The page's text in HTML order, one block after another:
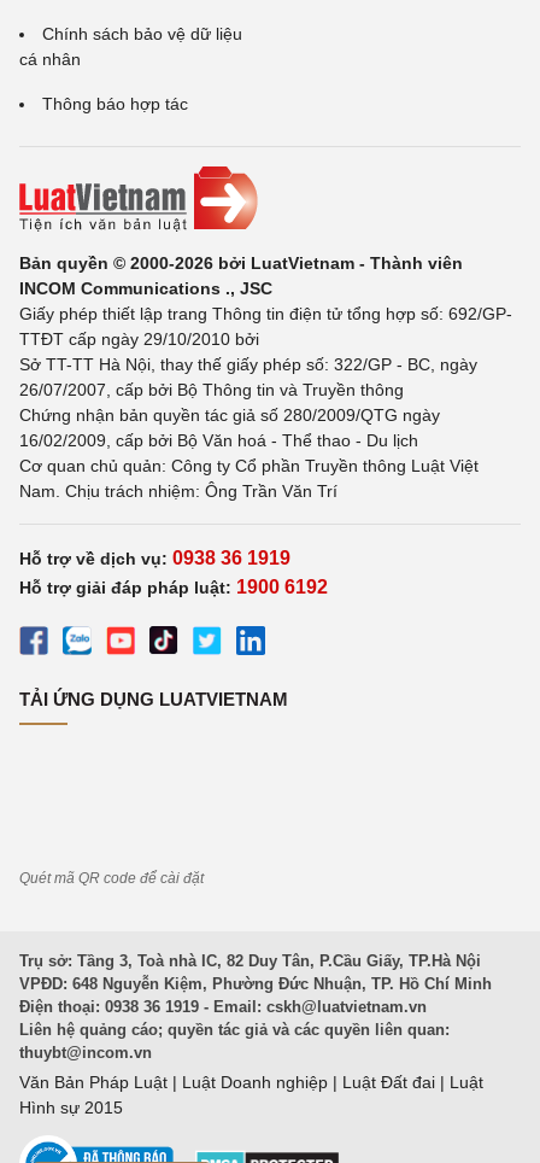
Chính sách bảo vệ dữ liệu
cá nhân
Thông báo hợp tác
Bản quyền © 2000-2026 bởi LuatVietnam - Thành viên
INCOM Communications ., JSC
Giấy phép thiết lập trang Thông tin điện tử tổng hợp số: 692/GP-
TTĐT cấp ngày 29/10/2010 bởi
Sở TT-TT Hà Nội, thay thế giấy phép số: 322/GP - BC, ngày
26/07/2007, cấp bởi Bộ Thông tin và Truyền thông
Chứng nhận bản quyền tác giả số 280/2009/QTG ngày
16/02/2009, cấp bởi Bộ Văn hoá - Thể thao - Du lịch
Cơ quan chủ quản: Công ty Cổ phần Truyền thông Luật Việt
Nam. Chịu trách nhiệm: Ông Trần Văn Trí
Hỗ trợ về dịch vụ: 0938 36 1919
Hỗ trợ giải đáp pháp luật: 1900 6192
TẢI ỨNG DỤNG LUATVIETNAM
Quét mã QR code để cài đặt
Trụ sở: Tầng 3, Toà nhà IC, 82 Duy Tân, P.Cầu Giấy, TP.Hà Nội
VPĐD: 648 Nguyễn Kiệm, Phường Đức Nhuận, TP. Hồ Chí Minh
Điện thoại: 0938 36 1919 - Email: cskh@luatvietnam.vn
Liên hệ quảng cáo; quyền tác giả và các quyền liên quan:
thuybt@incom.vn
Văn Bản Pháp Luật | Luật Doanh nghiệp | Luật Đất đai | Luật
Hình sự 2015